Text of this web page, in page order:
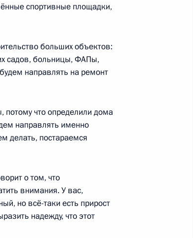
спортивные площадки,
больших объектов:
садов, больницы, ФАПы,
направлять на ремонт
потому что определили дома
направлять именно
делать, постараемся
о том, что
внимания. У вас,
но всё-таки есть прирост
надежду, что этот